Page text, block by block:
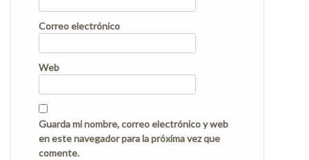
Correo electrónico
Web
Guarda mi nombre, correo electrónico y web
en este navegador para la próxima vez que
comente.